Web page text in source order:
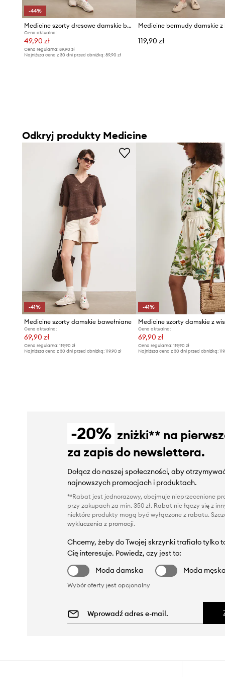
-44%
Medicine szorty dresowe damskie bawełniane
Cena aktualna:
49,90 zł
Cena regularna: 89,90 zł
Najniższa cena z 30 dni przed obniżką: 89,90 zł
Medicine bermudy damskie z
119,90 zł
Odkryj produkty Medicine
-41%
Medicine szorty damskie bawełniane
Cena aktualna:
69,90 zł
Cena regularna: 119,90 zł
Najniższa cena z 30 dni przed obniżką: 119,90 zł
-41%
Medicine szorty damskie z
Cena aktualna:
69,90 zł
Cena regularna:119,90 zł
Najniższa cena z 30 dni przed obniżką:
-20% zniżki** na
za zapis do newslettera.
Dołącz do naszej społeczności, aby
najnowszych promocjach i produktach.
**Rabat jest jednorazowy, obejmuje nieprzecenione
przy zakupach za min. 350 zł. Rabat nie łączy się z
niektóre produkty mogą być wyłączone z rabatu.
wykluczenia z promocji.
Chcemy, żeby do Twojej skrzynki trafiało tylko
Cię interesuje. Powiedz, czy jest to:
Moda damska
Moda męska
Wybór oferty jest opcjonalny